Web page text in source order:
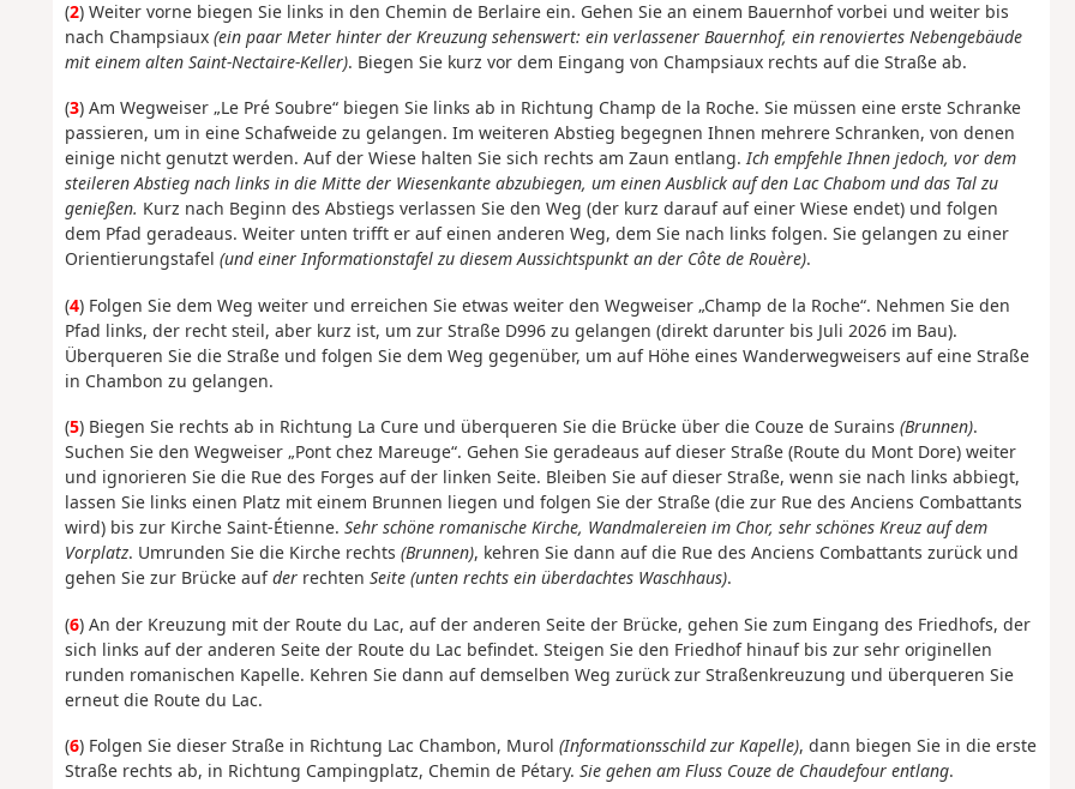
(2) Weiter vorne biegen Sie links in den Chemin de Berlaire ein. Gehen Sie an einem Bauernhof vorbei und weiter bis
nach Champsiaux (ein paar Meter hinter der Kreuzung sehenswert: ein verlassener Bauernhof, ein renoviertes Nebengebäude
mit einem alten Saint-Nectaire-Keller). Biegen Sie kurz vor dem Eingang von Champsiaux rechts auf die Straße ab.
(3) Am Wegweiser „Le Pré Soubre“ biegen Sie links ab in Richtung Champ de la Roche. Sie müssen eine erste Schranke
passieren, um in eine Schafweide zu gelangen. Im weiteren Abstieg begegnen Ihnen mehrere Schranken, von denen
einige nicht genutzt werden. Auf der Wiese halten Sie sich rechts am Zaun entlang.Ich empfehle Ihnen jedoch, vor dem
steileren Abstieg nach links in die Mitte der Wiesenkante abzubiegen, um einen Ausblick auf den Lac Chabom und das Tal zu
genießen. Kurz nach Beginn des Abstiegs verlassen Sie den Weg (der kurz darauf auf einer Wiese endet) und folgen
dem Pfad geradeaus. Weiter unten trifft er auf einen anderen Weg, dem Sie nach links folgen. Sie gelangen zu einer
Orientierungstafel (und einer Informationstafel zu diesem Aussichtspunkt an der Côte de Rouère).
(4) Folgen Sie dem Weg weiter und erreichen Sie etwas weiter den Wegweiser „Champ de la Roche“. Nehmen Sie den
Pfad links, der recht steil, aber kurz ist, um zur Straße D996 zu gelangen (direkt darunter bis Juli 2026 im Bau).
Überqueren Sie die Straße und folgen Sie dem Weg gegenüber, um auf Höhe eines Wanderwegweisers auf eine Straße
in Chambon zu gelangen.
(5) Biegen Sie rechts ab in Richtung La Cure und überqueren Sie die Brücke über die Couze de Surains (Brunnen).
Suchen Sie den Wegweiser „Pont chez Mareuge“. Gehen Sie geradeaus auf dieser Straße (Route du Mont Dore) weiter
und ignorieren Sie die Rue des Forges auf der linken Seite. Bleiben Sie auf dieser Straße, wenn sie nach links abbiegt,
lassen Sie links einen Platz mit einem Brunnen liegen und folgen Sie der Straße (die zur Rue des Anciens Combattants
wird) bis zur Kirche Saint-Étienne. Sehr schöne romanische Kirche, Wandmalereien im Chor, sehr schönes Kreuz auf dem
Vorplatz. Umrunden Sie die Kirche rechts (Brunnen), kehren Sie dann auf die Rue des Anciens Combattants zurück und
gehen Sie zur Brücke aufderrechten Seite (unten rechts ein überdachtes Waschhaus).
(6) An der Kreuzung mit der Route du Lac, auf der anderen Seite der Brücke, gehen Sie zum Eingang des Friedhofs, der
sich links auf der anderen Seite der Route du Lac befindet. Steigen Sie den Friedhof hinauf bis zur sehr originellen
runden romanischen Kapelle. Kehren Sie dann auf demselben Weg zurück zur Straßenkreuzung und überqueren Sie
erneut die Route du Lac.
(6) Folgen Sie dieser Straße in Richtung Lac Chambon, Murol (Informationsschild zur Kapelle), dann biegen Sie in die erste
Straße rechts ab, in Richtung Campingplatz, Chemin de Pétary. Sie gehen am Fluss Couze de Chaudefour entlang.